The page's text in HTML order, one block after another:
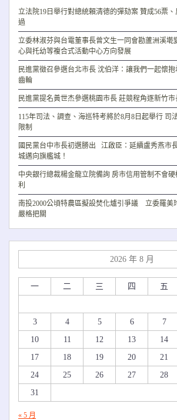
立法院19日舉行對總統賴清德的彈劾案 贊成56票
過
立委林淑芬與台電董事長曾文生一同會勘蘆洲溪
心與托幼等複合式活動中心方向發展
民進黨徵召參選台北市長 沈伯洋：讓我們一起懷
齒輪
民進黨提名黃世杰參選桃園市長 莊競程角逐新竹市
115年司法、調查、海巡特考將於8月8日起舉行 司
限制
國民黨台中市長初選勝出 江啟臣：延續盧秀燕市
城邁向旗艦城！
中央銀行總裁楊金龍立院備詢 房市信用管制不會
利
南投2000公頃特農區擬設焚化爐引爭議 立委羅美
嚴格把關
2026 年 8 月
一 二 三 四 五
3
4 5 6 7
10
11 12 13 14
17
18 19 20 21
24
25 26 27 28
31
« 5 月